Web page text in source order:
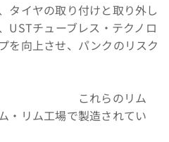
タイヤの取り付けと取り外し
USTチューブレス・テクノロ
を向上させ、パンクのリスク
のリム
・リム工場で製造されてい